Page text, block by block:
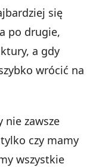
się
po drugie,
a gdy
wrócić na
nie zawsze
czy mamy
wszystkie